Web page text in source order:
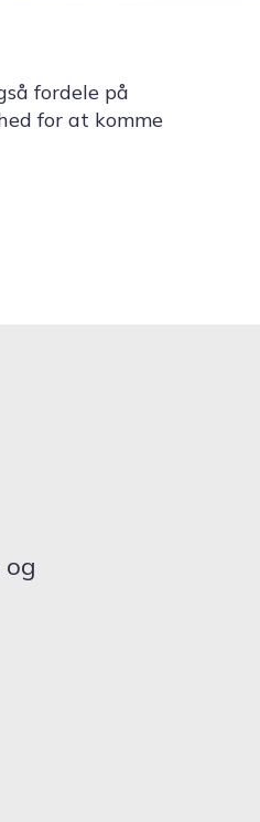
fordele på
for at komme